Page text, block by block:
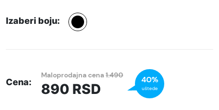
Izaberi boju:
Cena:
Maloprodajna cena1.490
890 RSD
40%
uštede